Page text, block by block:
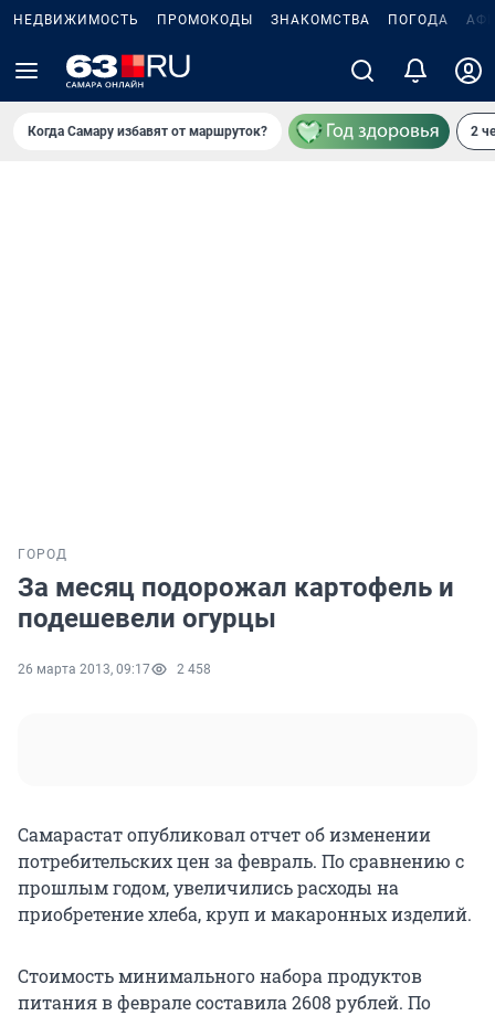
НЕДВИЖИМОСТЬ ПРОМОКОДЫ ЗНАКОМСТВА ПОГОДА
Когда Самару избавят от маршруток? 2
ГОРОД
За месяц подорожал картофель и
подешевели огурцы
26 марта 2013, 09:17 2 458
Самарастат опубликовал отчет об изменении
потребительских цен за февраль. По сравнению с
прошлым годом, увеличились расходы на
приобретение хлеба, круп и макаронных изделий.
Стоимость минимального набора продуктов
питания в феврале составила 2608 рублей. По